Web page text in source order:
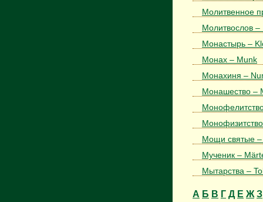
Молитвенное
Молитвослов –
Монастырь –
Монах – Munk
Монахиня –
Монашество –
Мощи святые –
Мученик –
Мытарства –
А Б В Г Д Е Ж З